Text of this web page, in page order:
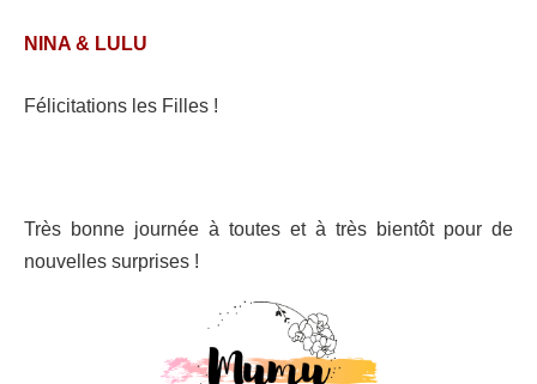
NINA & LULU
Félicitations les Filles !
Très bonne journée à toutes et à très bientôt pour de
nouvelles surprises !